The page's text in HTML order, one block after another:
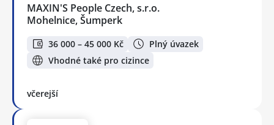
MAXIN'S People Czech, s.r.o.
Mohelnice, Šumperk
36 000 – 45 000 Kč
Plný úvazek
Vhodné také pro cizince
včerejší